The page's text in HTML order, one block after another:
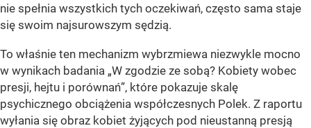
nie spełnia wszystkich tych oczekiwań, często sama staje
się swoim najsurowszym sędzią.
To właśnie ten mechanizm wybrzmiewa niezwykle mocno
w wynikach badania „W zgodzie ze sobą? Kobiety wobec
presji, hejtu i porównań”, które pokazuje skalę
psychicznego obciążenia współczesnych Polek. Z raportu
wyłania się obraz kobiet żyjących pod nieustanną presją